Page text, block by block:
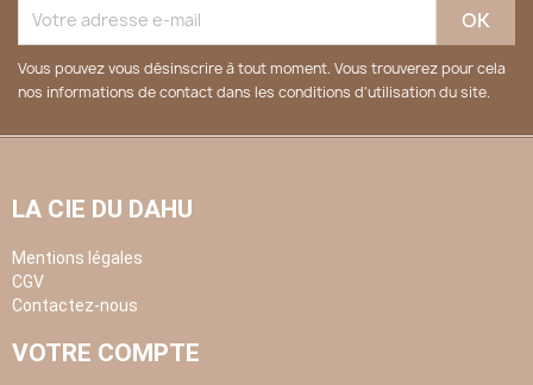
Vous pouvez vous désinscrire à tout moment. Vous trouverez pour cela
nos informations de contact dans les conditions d'utilisation du site.
LA CIE DU DAHU
Mentions légales
CGV
Contactez-nous
VOTRE COMPTE